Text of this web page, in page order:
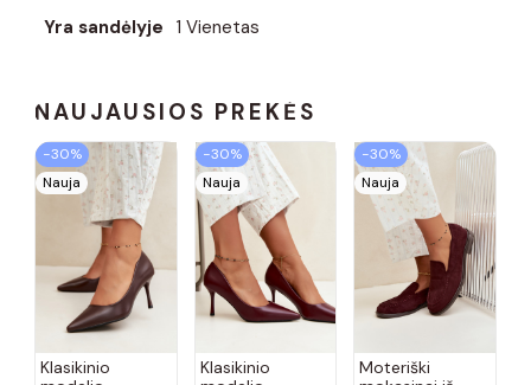
Yra sandėlyje 1 Vienetas
NAUJAUSIOS PREKĖS
−30%
Nauja
Klasikinio
−30%
Nauja
Klasikinio
−30%
Nauja
Moteriški